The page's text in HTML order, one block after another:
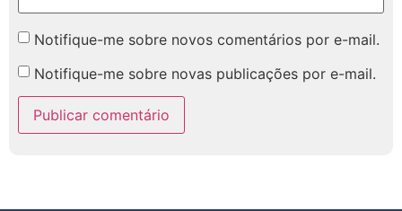
Notifique-me sobre novos comentários por e-mail.
Notifique-me sobre novas publicações por e-mail.